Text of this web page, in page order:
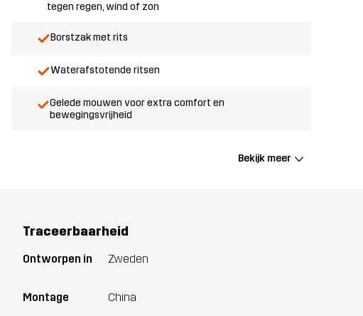
tegen regen, wind of zon
Borstzak met rits
Waterafstotende ritsen
Gelede mouwen voor extra comfort en
bewegingsvrijheid
Bekijk meer
Traceerbaarheid
Ontworpen in Zweden
Montage China